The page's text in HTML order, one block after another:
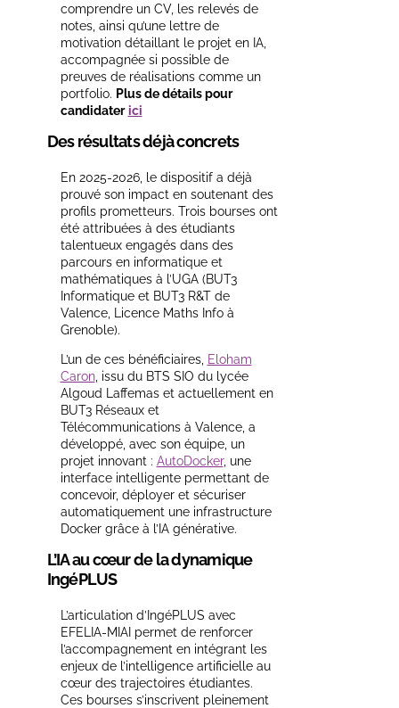
comprendre un CV, les relevés de
notes, ainsi qu’une lettre de
motivation détaillant le projet en IA,
accompagnée si possible de
preuves de réalisations comme un
portfolio. Plus de détails pour
candidater ici
Des résultats déjà concrets
En 2025-2026, le dispositif a déjà
prouvé son impact en soutenant des
profils prometteurs. Trois bourses ont
été attribuées à des étudiants
talentueux engagés dans des
parcours en informatique et
mathématiques à l’UGA (BUT3
Informatique et BUT3 R&T de
Valence, Licence Maths Info à
Grenoble).
L’un de ces bénéficiaires, Eloham
Caron, issu du BTS SIO du lycée
Algoud Laffemas et actuellement en
BUT3 Réseaux et
Télécommunications à Valence, a
développé, avec son équipe, un
projet innovant : AutoDocker, une
interface intelligente permettant de
concevoir, déployer et sécuriser
automatiquement une infrastructure
Docker grâce à l’IA générative.
L’IA au cœur de la dynamique
IngéPLUS
L’articulation d’IngéPLUS avec
EFELIA-MIAI permet de renforcer
l’accompagnement en intégrant les
enjeux de l’intelligence artificielle au
cœur des trajectoires étudiantes.
Ces bourses s’inscrivent pleinement